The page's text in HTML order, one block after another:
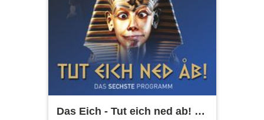
Das Eich - Tut eich ned ab! -